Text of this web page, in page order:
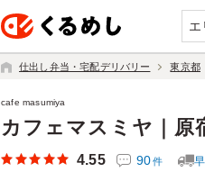
エ
仕出し弁当・宅配デリバリー 東京都
カフェマスミヤ｜原
cafe masumiya
4.55 90件